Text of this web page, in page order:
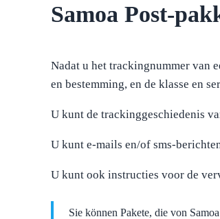
Samoa Post-
Nadat u het trackingnummer van
en bestemming, en de klasse en
U kunt de trackinggeschiedenis
U kunt e-mails en/of sms-
U kunt ook instructies voor de
Sie können Pakete, die von